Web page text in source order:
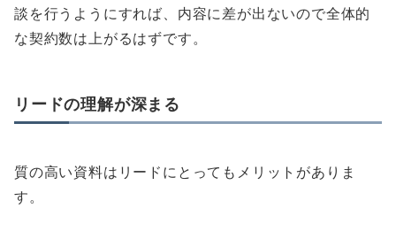
談を行うようにすれば、内容に差が出ないので全体的
な契約数は上がるはずです。
リードの理解が深まる
質の高い資料はリードにとってもメリットがありま
す。